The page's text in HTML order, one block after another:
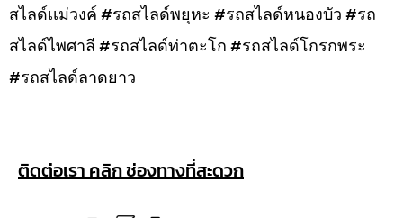
สไลด์เเม่วงค์ #รถสไลด์พยุหะ #รถสไลด์หนองบัว #รถ
สไลด์ไพศาลี #รถสไลด์ท่าตะโก #รถสไลด์โกรกพระ
#รถสไลด์ลาดยาว
ติดต่อเรา คลิก ช่องทางที่สะดวก